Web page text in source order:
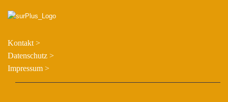
Kontakt >
Datenschutz >
Impressum >